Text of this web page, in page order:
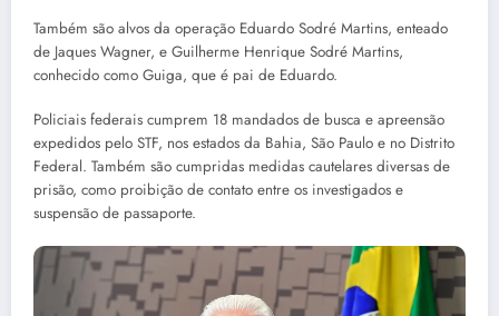
Também são alvos da operação Eduardo Sodré Martins, enteado
de Jaques Wagner, e Guilherme Henrique Sodré Martins,
conhecido como Guiga, que é pai de Eduardo.
Policiais federais cumprem 18 mandados de busca e apreensão
expedidos pelo STF, nos estados da Bahia, São Paulo e no Distrito
Federal. Também são cumpridas medidas cautelares diversas de
prisão, como proibição de contato entre os investigados e
suspensão de passaporte.